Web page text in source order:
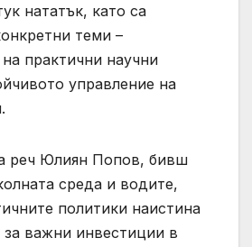
нататък, като са
теми –
практични научни
управление на
реч Юлиян Попов, бивш
среда и водите,
политики наистина
важни инвестиции в